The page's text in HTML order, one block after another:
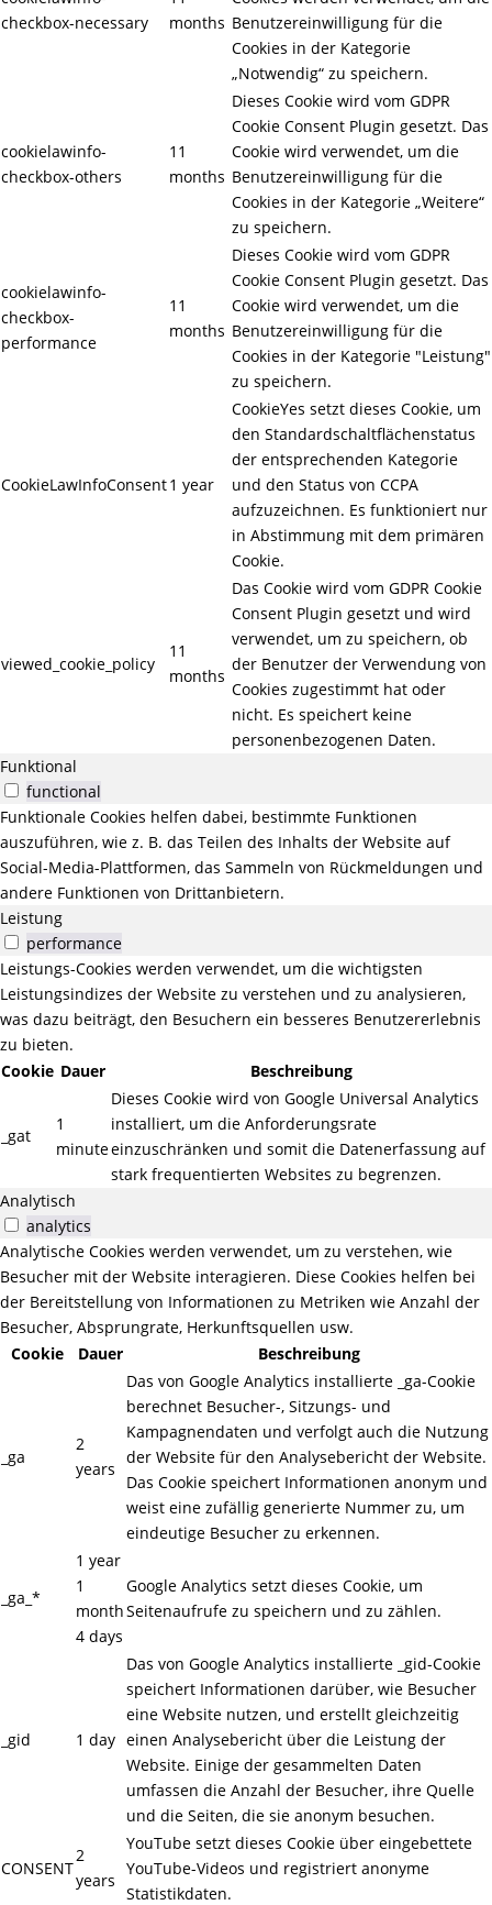
checkbox-necessary
months Benutzereinwilligung für die
Cookies in der Kategorie
„Notwendig“ zu speichern.
cookielawinfo-
checkbox-others
11
months
Dieses Cookie wird vom GDPR
Cookie Consent Plugin gesetzt. Das
Cookie wird verwendet, um die
Benutzereinwilligung für die
Cookies in der Kategorie „Weitere“
zu speichern.
cookielawinfo-
checkbox-
performance
11
months
Dieses Cookie wird vom GDPR
Cookie Consent Plugin gesetzt. Das
Cookie wird verwendet, um die
Benutzereinwilligung für die
Cookies in der Kategorie "Leistung"
zu speichern.
CookieLawInfoConsent1 year
CookieYes setzt dieses Cookie, um
den Standardschaltflächenstatus
der entsprechenden Kategorie
und den Status von CCPA
aufzuzeichnen. Es funktioniert nur
in Abstimmung mit dem primären
Cookie.
viewed_cookie_policy
11
months
Das Cookie wird vom GDPR Cookie
Consent Plugin gesetzt und wird
verwendet, um zu speichern, ob
der Benutzer der Verwendung von
Cookies zugestimmt hat oder
nicht. Es speichert keine
personenbezogenen Daten.
Funktional
functional
Funktionale Cookies helfen dabei, bestimmte Funktionen
auszuführen, wie z. B. das Teilen des Inhalts der Website auf
Social-Media-Plattformen, das Sammeln von Rückmeldungen und
andere Funktionen von Drittanbietern.
Leistung
performance
Leistungs-Cookies werden verwendet, um die wichtigsten
Leistungsindizes der Website zu verstehen und zu analysieren,
was dazu beiträgt, den Besuchern ein besseres Benutzererlebnis
zu bieten.
Cookie Dauer Beschreibung
_gat
1
minute
Dieses Cookie wird von Google Universal Analytics
installiert, um die Anforderungsrate
einzuschränken und somit die Datenerfassung auf
stark frequentierten Websites zu begrenzen.
Analytisch
analytics
Analytische Cookies werden verwendet, um zu verstehen, wie
Besucher mit der Website interagieren. Diese Cookies helfen bei
der Bereitstellung von Informationen zu Metriken wie Anzahl der
Besucher, Absprungrate, Herkunftsquellen usw.
Cookie
Dauer Beschreibung
_ga
2
years
Das von Google Analytics installierte _ga-Cookie
berechnet Besucher-, Sitzungs- und
Kampagnendaten und verfolgt auch die Nutzung
der Website für den Analysebericht der Website.
Das Cookie speichert Informationen anonym und
weist eine zufällig generierte Nummer zu, um
eindeutige Besucher zu erkennen.
_ga_*
1 year
1
month
4 days
Google Analytics setzt dieses Cookie, um
Seitenaufrufe zu speichern und zu zählen.
_gid 1 day
Das von Google Analytics installierte _gid-Cookie
speichert Informationen darüber, wie Besucher
eine Website nutzen, und erstellt gleichzeitig
einen Analysebericht über die Leistung der
Website. Einige der gesammelten Daten
umfassen die Anzahl der Besucher, ihre Quelle
und die Seiten, die sie anonym besuchen.
CONSENT
2
years
YouTube setzt dieses Cookie über eingebettete
YouTube-Videos und registriert anonyme
Statistikdaten.